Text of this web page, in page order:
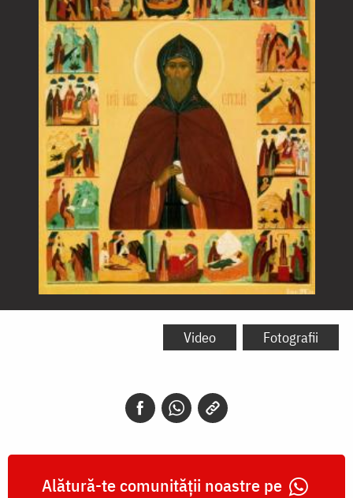
Sfântul
Video Fotografii
Alătură-te comunității noastre pe